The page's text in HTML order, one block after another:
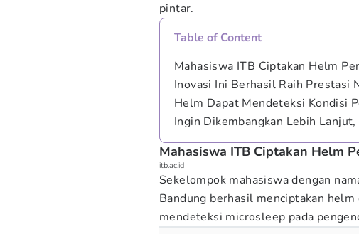
pintar.
Table of Content
Mahasiswa ITB Ciptakan Helm
Inovasi Ini Berhasil Raih Prestasi
Helm Dapat Mendeteksi Kondisi
Ingin Dikembangkan Lebih
Mahasiswa ITB Ciptakan Helm
itb.ac.id
Sekelompok mahasiswa dengan
Bandung berhasil menciptakan
mendeteksi microsleep pada